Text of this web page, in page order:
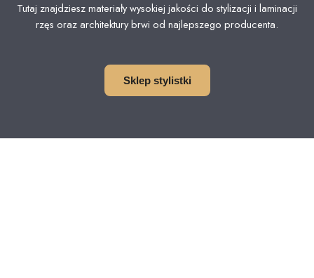
Tutaj znajdziesz materiały wysokiej jakości do stylizacji i laminacji
rzęs oraz architektury brwi od najlepszego producenta.
Sklep stylistki